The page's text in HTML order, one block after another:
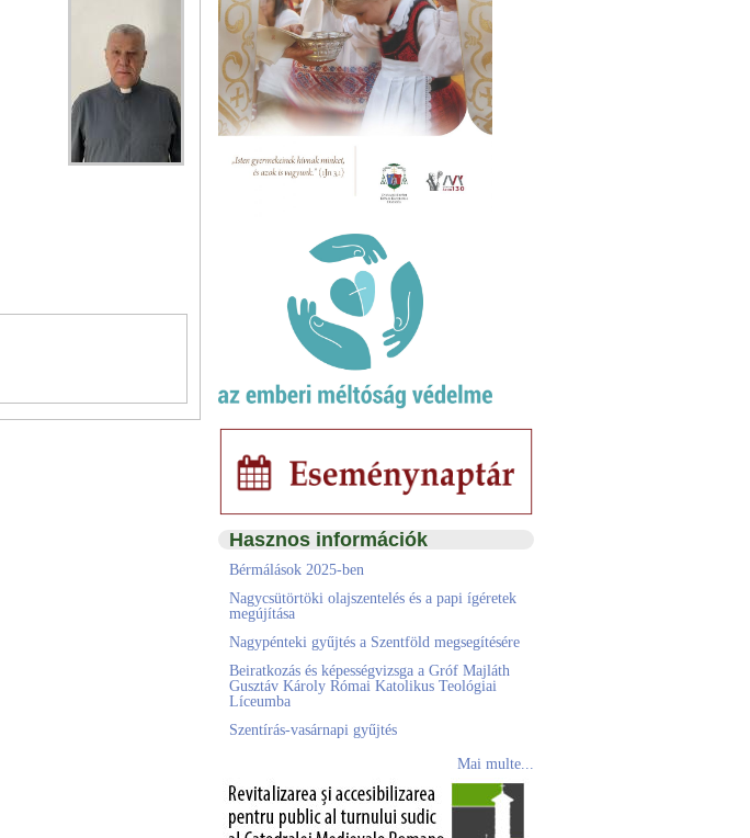
Hasznos információk
Bérmálások 2025-ben
Nagycsütörtöki olajszentelés és a papi ígéretek
megújítása
Nagypénteki gyűjtés a Szentföld megsegítésére
Beiratkozás és képességvizsga a Gróf Majláth
Gusztáv Károly Római Katolikus Teológiai
Líceumba
Szentírás-vasárnapi gyűjtés
Mai multe...